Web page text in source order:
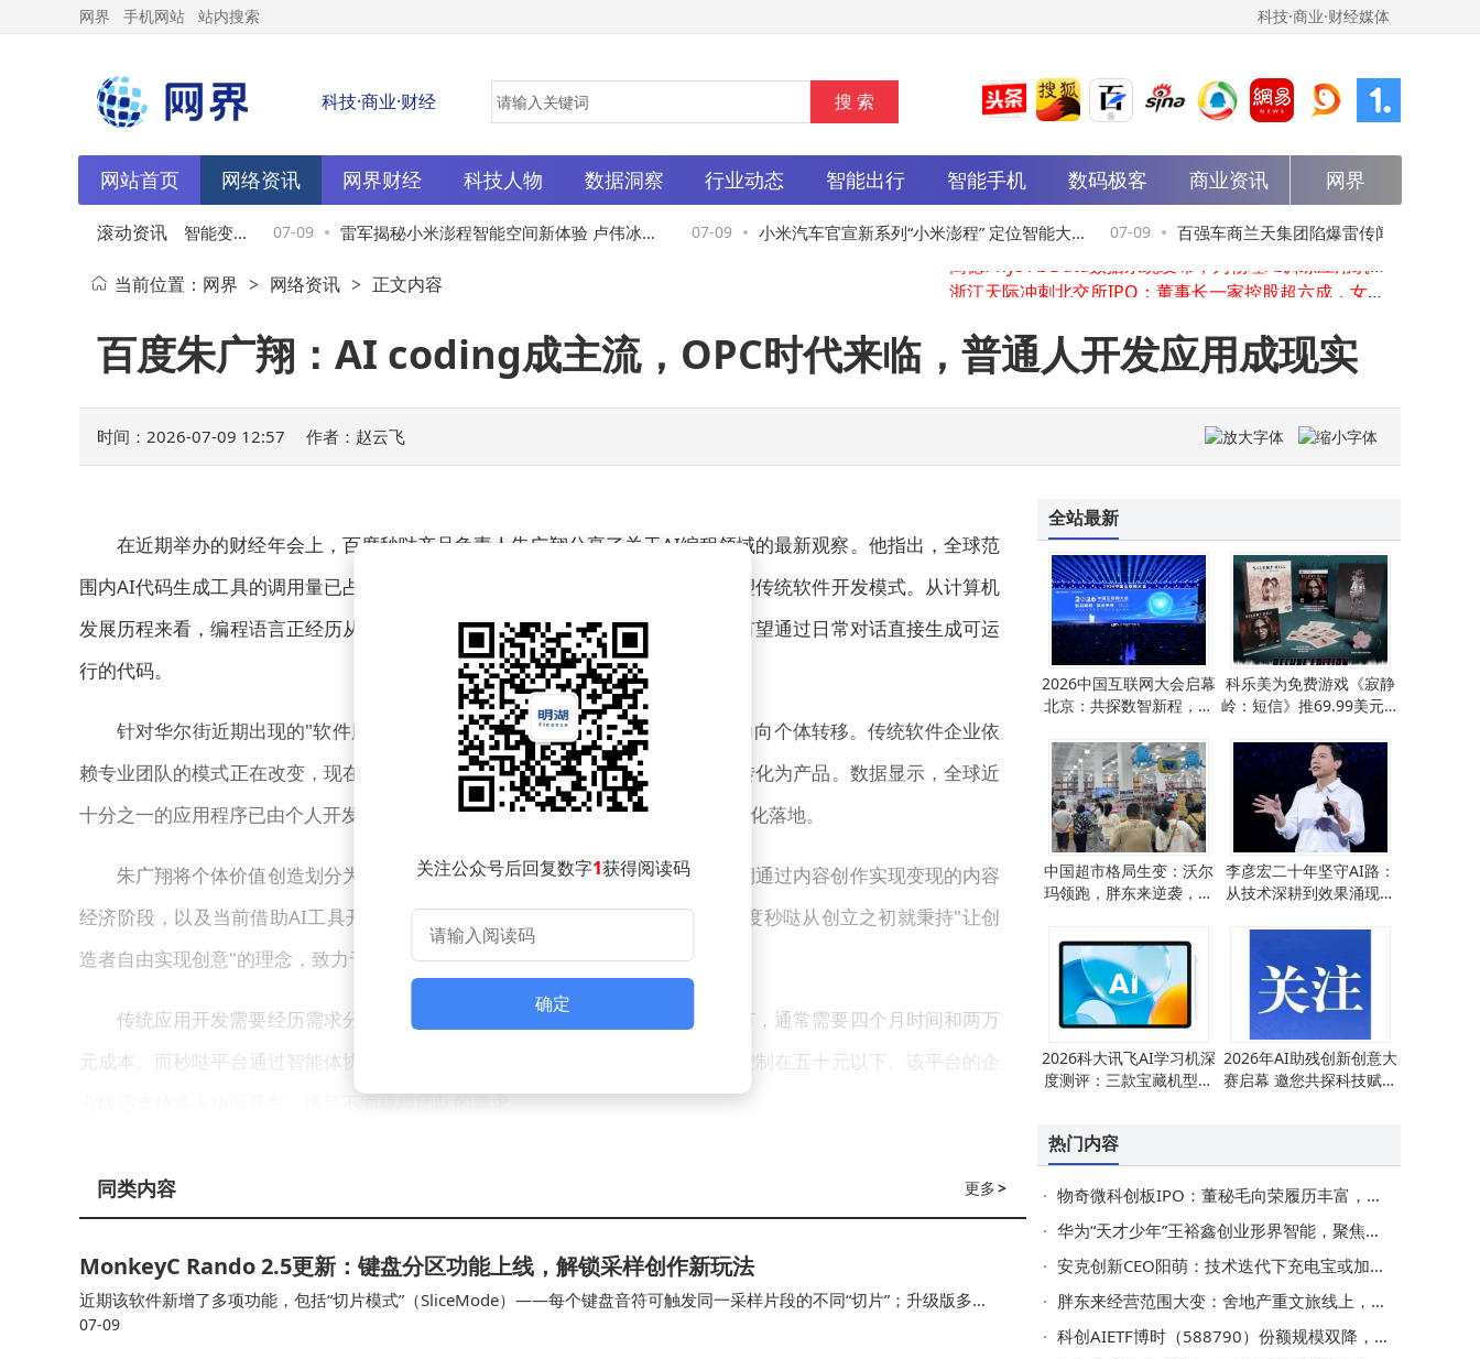
网界 手机网站 站内搜索 科技·商业·财经媒体
科技·商业·财经
网站首页 网络资讯 网界财经 科技人物 数据洞察 行业动态 智能出行 智能手机 数码极客 商业资讯 网界
滚动资讯
车新王牌！澎程SUV智能变
布局野心尽显
07-09 雷军揭秘小米澎程智能空间新体验 卢伟冰预
热REDMI Note 17 Pro屏幕续航亮点
07-09 小米汽车官宣新系列“小米澎程” 定位智能大 07-09 百强车商兰天集团陷爆雷传闻 董事长汤国
华：荒谬说法 经营稳健有底气
MonkeyC Rando 2.5更新：键盘分区功能上线，解锁采样创作新玩法
速腾聚创2026上半年激光雷达销量破71.9万台，ADAS与机器人领域双增长
从雪域军车到新能源领军者，越洋达刘有文：扎根燕罗启航AI与实业新篇
MonkeyC Rando 2.5更新：键盘分区功能上线，解锁采样创作新玩法
当前位置： 网界 > 网络资讯 > 正文内容
百度朱广翔：AI coding成主流，OPC时代来临，普通人开发应用成现实
时间：2026-07-09 12:57 作者：赵云飞
在近期举办的财经年会上，百度秒哒产品负责人朱广翔分享了关于AI编程领域的最新观察。他指出，全球范
围内AI代码生成工具的调用量已占据模型使用总量的半数以上，这一趋势正在重塑传统软件开发模式。从计算机
发展历程来看，编程语言正经历从机器指令到自然语言交互的进化，未来普通人有望通过日常对话直接生成可运
行的代码。
针对华尔街近期出现的"软件服务行业变革论"，朱广翔认为这标志着开发权力向个体转移。传统软件企业依
赖专业团队的模式正在改变，现在每个拥有创意的个体都能通过智能工具将想法转化为产品。数据显示，全球近
十分之一的应用程序已由个人开发者完成，这些"一人公司"通过工具链实现了商业化落地。
朱广翔将个体价值创造划分为三个阶段：早期依赖体力劳动的生存阶段，中期通过内容创作实现变现的内容
经济阶段，以及当前借助AI工具开发数字产品的智能创造阶段。他特别强调，百度秒哒从创立之初就秉持"让创
造者自由实现创意"的理念，致力于降低技术门槛。
传统应用开发需要经历需求分析、原型设计、代码编写、测试部署等八个环节，通常需要四个月时间和两万
元成本。而秒哒平台通过智能体协作机制，将整个流程压缩至一小时以内，成本控制在五十元以下。该平台的企
业版还支持多人协同开发，满足不同规模团队的需求。
群体。基于人力成本估算，这些应用创造的商业价值已达数十亿元规模。典型案例显示，上海某健康管理公司通
该平台的技术架构采用多智能体协同机制，用户只需明确需求，系统会自动分配设计、开发、测试等任务。
关注公众号后回复数字1获得阅读码
确定
更多>
同类内容
MonkeyC Rando 2.5更新：键盘分区功能上线，解锁采样创作新玩法
近期该软件新增了多项功能，包括“切片模式”（SliceMode）——每个键盘音符可触发同一采样片段的不同“切片”；升级版多轨
音序器；以及“演奏模式”（Performance Mode），该模式可自动同步并锁…
07-09
全站最新
2026中国互联网大会启幕
北京：共探数智新程，同
科乐美为免费游戏《寂静
岭：短信》推69.99美元豪
寻味
中国超市格局生变：沃尔
玛领跑，胖东来逆袭，线
李彦宏二十年坚守AI路：
从技术深耕到效果涌现，
2026科大讯飞AI学习机深
度测评：三款宝藏机型，
2026年AI助残创新创意大
赛启幕 邀您共探科技赋能
热门内容
物奇微科创板IPO：董秘毛向荣履历丰富，年薪超董事长引关注
华为“天才少年”王裕鑫创业形界智能，聚焦流式视频生成首月获数千万融资
安克创新CEO阳萌：技术迭代下充电宝或加速退场，行业格局生变
胖东来经营范围大变：舍地产重文旅线上，战略聚焦显零售清醒
科创AIETF博时（588790）份额规模双降，重仓芯原寒武纪等，流动性如何？